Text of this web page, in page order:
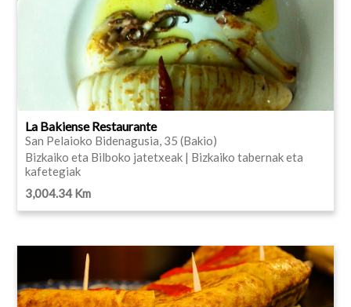
La Bakiense Restaurante
San Pelaioko Bidenagusia, 35 (Bakio)
Bizkaiko eta Bilboko jatetxeak | Bizkaiko tabernak eta
kafetegiak
3,004.34 Km